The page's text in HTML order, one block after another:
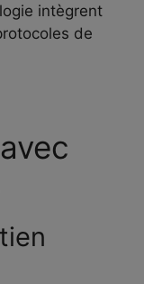
intègrent
de